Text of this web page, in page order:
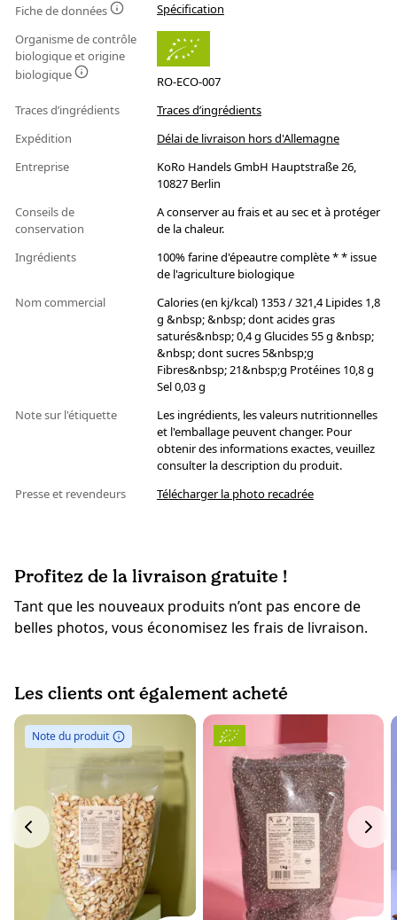
Fiche de données
Spécification
Organisme de contrôle
biologique et origine
biologique
RO-ECO-007
Traces d’ingrédients
Traces d’ingrédients
Expédition
Délai de livraison hors d'Allemagne
Entreprise
KoRo Handels GmbH Hauptstraße 26,
10827 Berlin
Conseils de
conservation
A conserver au frais et au sec et à protéger
de la chaleur.
Ingrédients
100% farine d'épeautre complète * * issue
de l'agriculture biologique
Nom commercial
Calories (en kj/kcal) 1353 / 321,4 Lipides 1,8
g &nbsp; &nbsp; dont acides gras
saturés&nbsp; 0,4 g Glucides 55 g &nbsp;
&nbsp; dont sucres 5&nbsp;g
Fibres&nbsp; 21&nbsp;g Protéines 10,8 g
Sel 0,03 g
Note sur l'étiquette
Les ingrédients, les valeurs nutritionnelles
et l'emballage peuvent changer. Pour
obtenir des informations exactes, veuillez
consulter la description du produit.
Presse et revendeurs
Télécharger la photo recadrée
Profitez de la livraison gratuite !
Tant que les nouveaux produits n’ont pas encore de
belles photos, vous économisez les frais de livraison.
Les clients ont également acheté
Note du produit